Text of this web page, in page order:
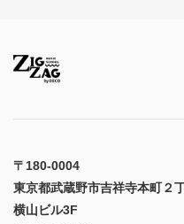
〒180-0004
東京都武蔵野市吉祥寺本町２
横山ビル3F